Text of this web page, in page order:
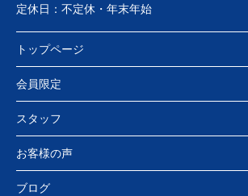
定休日： 不定休・年末年始
トップページ
会員限定
スタッフ
お客様の声
ブログ